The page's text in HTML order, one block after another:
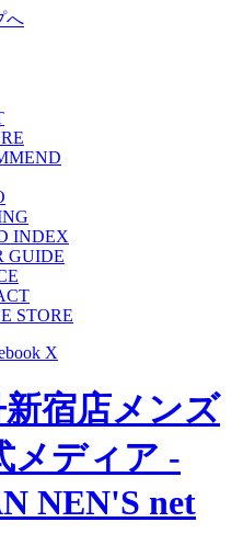
へ
INDEX
GUIDE
STORE
X
宿店メンズ
メディア -
NEN'S net